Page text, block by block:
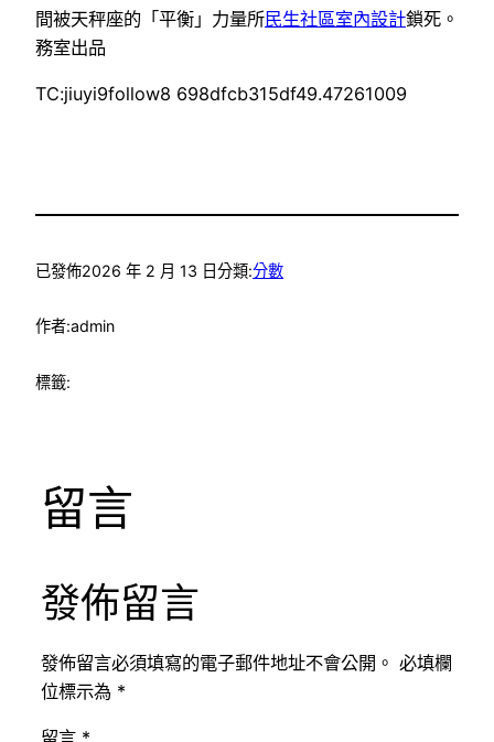
間被天秤座的「平衡」力量所民生社區室內設計鎖死。
務室出品
TC:jiuyi9follow8 698dfcb315df49.47261009
已發佈2026 年 2 月 13 日分類:分數
作者:admin
標籤:
留言
發佈留言
發佈留言必須填寫的電子郵件地址不會公開。 必填欄
位標示為 *